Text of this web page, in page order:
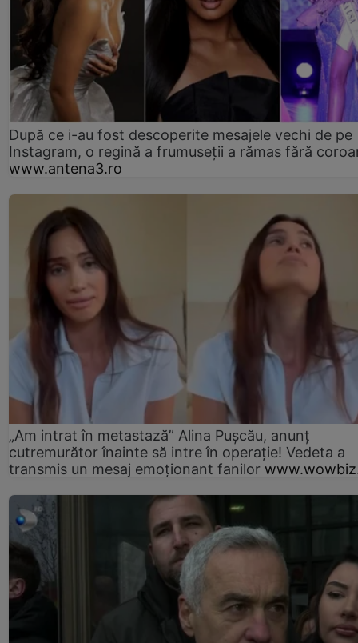
După ce i-au fost descoperite mesajele vechi de pe
Instagram, o regină a frumuseții a rămas fără
www.antena3.ro
„Am intrat în metastază” Alina Pușcău, anunț
cutremurător înainte să intre în operație! Vedeta a
transmis un mesaj emoționant fanilor